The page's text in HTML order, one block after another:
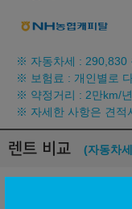
※ 자동차세 : 290,830
※ 보험료 : 개인별로
※ 약정거리 : 2만km/년
※ 자세한 사항은 견적
렌트 비교 (자동차